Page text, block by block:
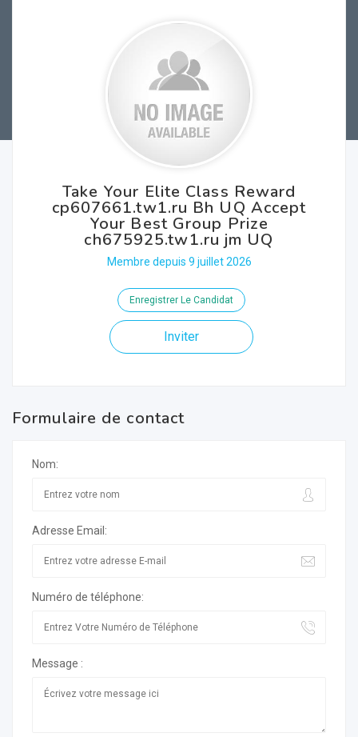
Take Your Elite Class Reward
cp607661.tw1.ru Bh UQ Accept
Your Best Group Prize
ch675925.tw1.ru jm UQ
Membre depuis 9 juillet 2026
Enregistrer Le Candidat
Inviter
Formulaire de contact
Nom:
Adresse Email:
Numéro de téléphone:
Message :